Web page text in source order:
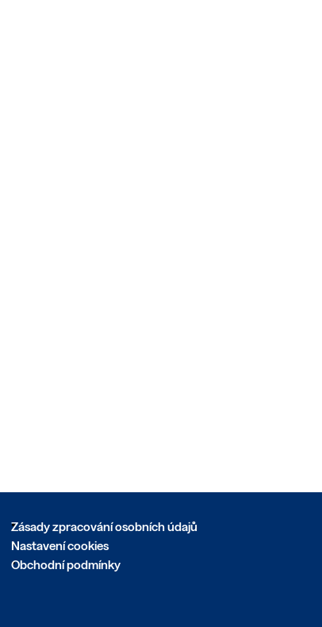
Zásady zpracování osobních údajů
Nastavení cookies
Obchodní podmínky